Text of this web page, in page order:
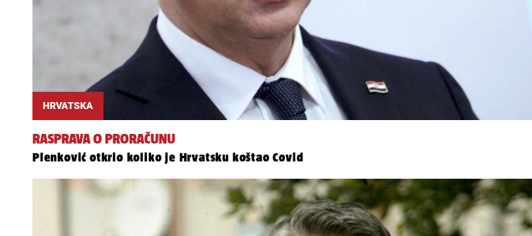
HRVATSKA
RASPRAVA O PRORAČUNU
Plenković otkrio koliko je Hrvatsku koštao Covid